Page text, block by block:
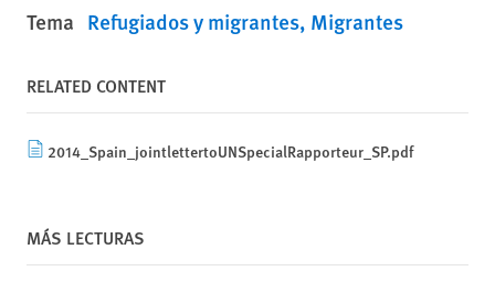
Tema Refugiados y migrantes Migrantes
RELATED CONTENT
2014_Spain_jointlettertoUNSpecialRapporteur_SP.pdf
MÁS LECTURAS